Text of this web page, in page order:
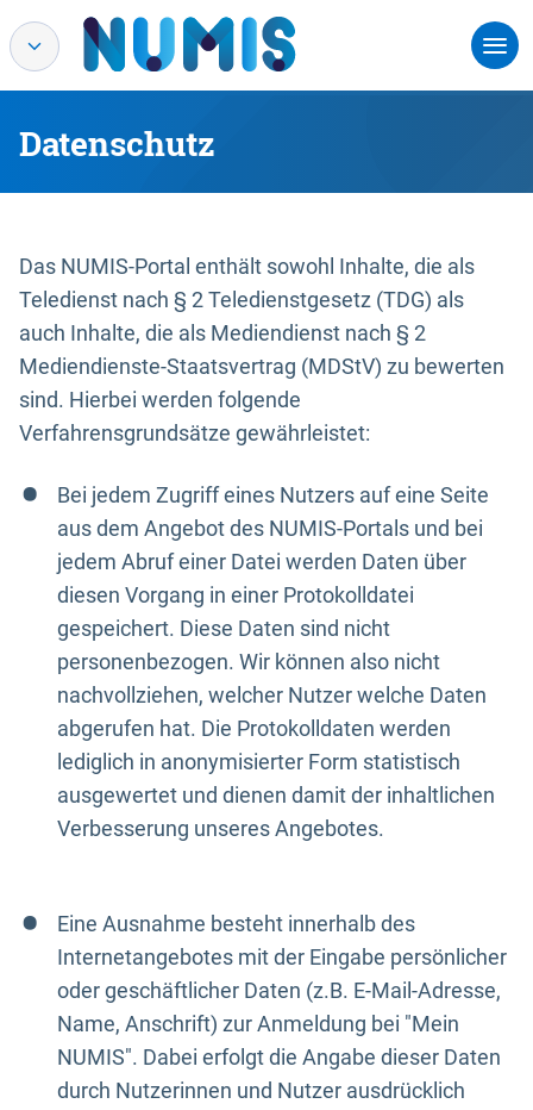
Datenschutz
Das NUMIS-Portal enthält sowohl Inhalte, die als
Teledienst nach § 2 Teledienstgesetz (TDG) als
auch Inhalte, die als Mediendienst nach § 2
Mediendienste-Staatsvertrag (MDStV) zu bewerten
sind. Hierbei werden folgende
Verfahrensgrundsätze gewährleistet:
Bei jedem Zugriff eines Nutzers auf eine Seite
aus dem Angebot des NUMIS-Portals und bei
jedem Abruf einer Datei werden Daten über
diesen Vorgang in einer Protokolldatei
gespeichert. Diese Daten sind nicht
personenbezogen. Wir können also nicht
nachvollziehen, welcher Nutzer welche Daten
abgerufen hat. Die Protokolldaten werden
lediglich in anonymisierter Form statistisch
ausgewertet und dienen damit der inhaltlichen
Verbesserung unseres Angebotes.
Eine Ausnahme besteht innerhalb des
Internetangebotes mit der Eingabe persönlicher
oder geschäftlicher Daten (z.B. E-Mail-Adresse,
Name, Anschrift) zur Anmeldung bei "Mein
NUMIS". Dabei erfolgt die Angabe dieser Daten
durch Nutzerinnen und Nutzer ausdrücklich